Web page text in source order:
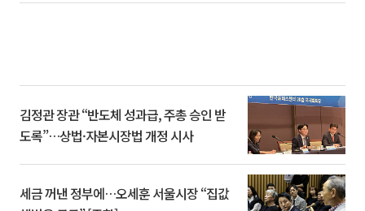
김정관 장관 “반도체 성과급, 주총 승인 받
도록”…상법·자본시장법 개정 시사
세금 꺼낸 정부에…오세훈 서울시장 “집값